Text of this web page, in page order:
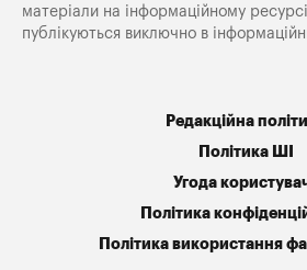
матеріали на інформаційному
публікуються виключно в
Редакційна
Політика ШІ
Угода
Політика
Політика використання